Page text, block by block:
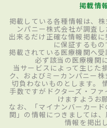
掲載情
掲載している各種情報は、
ンパニー株式会社が調査
出来るだけ正確な情報掲載
に保証するもの
掲載されている医療機関へ
必ず該当の医療機関
当サービスによって生じた
ク、およびミーカンパニー
切負わないものとします。
手数ですがドクターズ・フ
けますようお
なお、「マイナンバーカー
関」の情報につきましては、
情報を掲出